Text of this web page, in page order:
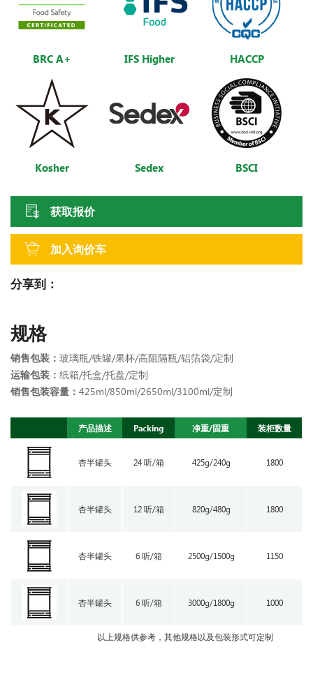
BRC A+ IFS Higher HACCP
Kosher Sedex BSCI
获取报价
加入询价车
分享到：
规格
销售包装： 玻璃瓶/铁罐/果杯/高阻隔瓶/铝箔袋/定制
运输包装： 纸箱/托盒/托盘/定制
销售包装容量： 425ml/850ml/2650ml/3100ml/定制
产品描述 Packing 净重/固重 装柜数量
杏半罐头 24 听/箱 425g/240g 1800
杏半罐头 12 听/箱 820g/480g 1800
杏半罐头 6 听/箱 2500g/1500g 1150
杏半罐头 6 听/箱 3000g/1800g 1000
以上规格供参考，其他规格以及包装形式可定制